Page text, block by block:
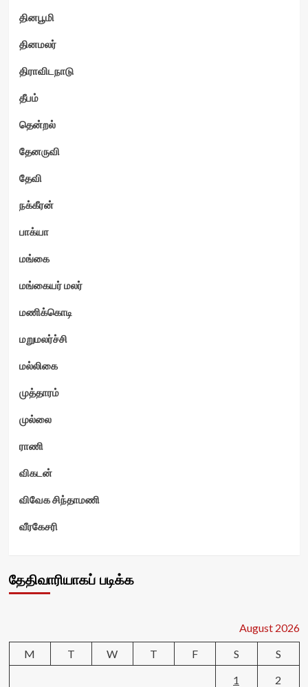
தினபூமி
தினமலர்
திராவிடநாடு
தீபம்
தென்றல்
தேனருவி
தேவி
நக்கீரன்
பாக்யா
மங்கை
மங்கையர் மலர்
மணிக்கொடி
மறுமலர்ச்சி
மல்லிகை
முத்தாரம்
முல்லை
ராணி
விகடன்
விவேக சிந்தாமணி
வீரகேசரி
தேதிவாரியாகப் படிக்க
August 2026
M
T W T F S
S
1
2